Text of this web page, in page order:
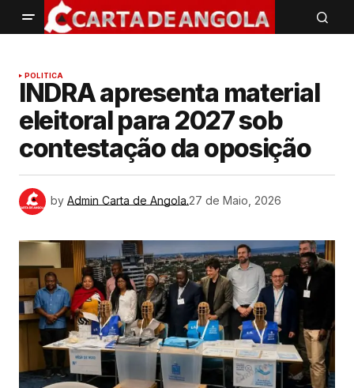
POLITICA
INDRA apresenta material
eleitoral para 2027 sob
contestação da oposição
by Admin Carta de Angola.27 de Maio, 2026